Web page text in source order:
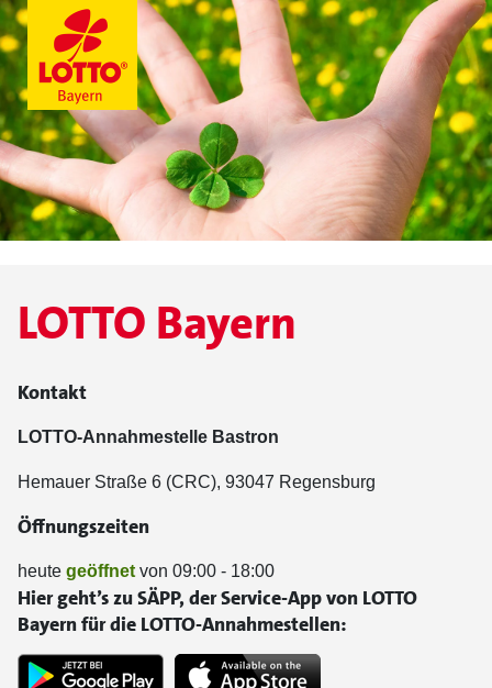
LOTTO Bayern
Kontakt
LOTTO-Annahmestelle Bastron
Hemauer Straße 6 (CRC), 93047 Regensburg
Öffnungszeiten
heute geöffnet von 09:00 - 18:00
Hier geht’s zu SÄPP, der Service-App von LOTTO
Bayern für die LOTTO-Annahmestellen: